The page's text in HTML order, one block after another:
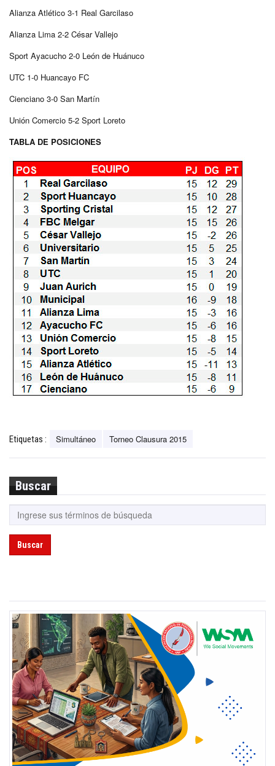
Alianza Atlético 3-1 Real Garcilaso
Alianza Lima 2-2 César Vallejo
Sport Ayacucho 2-0 León de Huánuco
UTC 1-0 Huancayo FC
Cienciano 3-0 San Martín
Unión Comercio 5-2 Sport Loreto
TABLA DE POSICIONES
Etiquetas : Simultáneo Torneo Clausura 2015
Buscar
Buscar